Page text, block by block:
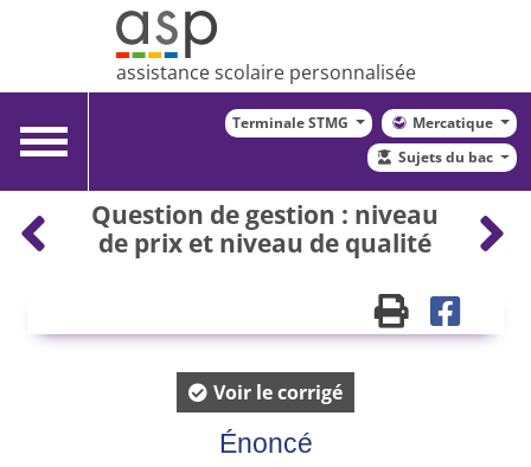
assistance scolaire personnalisée
Toggle
Terminale STMG
Mercatique
Sujets du bac
Question de gestion : niveau
de prix et niveau de qualité
Voir le corrigé
Énoncé